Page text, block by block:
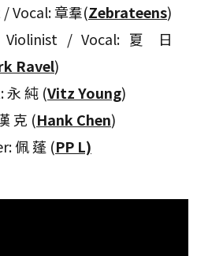
Vocal: 章羣(Zebrateens)
/ Vocal: 夏 日
Ravel)
永 純 (Vitz Young)
克 (Hank Chen)
佩 蓬 (PP L)